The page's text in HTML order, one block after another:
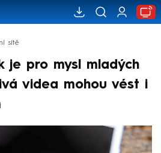
sítě
je pro mysl mladých
videa mohou vést i